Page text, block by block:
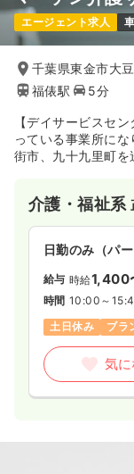
気
検診・健診
日勤のみ（パ
給与 時給1,500
土日祝休み
ブ
気に
エージェント求人
千葉県東金市大
福俵駅
5分
【デイサービスセ
っている事業所に
街市、九十九里町を
介護・福祉系
日勤のみ（パー
給与 時給1,400
時間 10:00～
土日休み
ブラ
気に